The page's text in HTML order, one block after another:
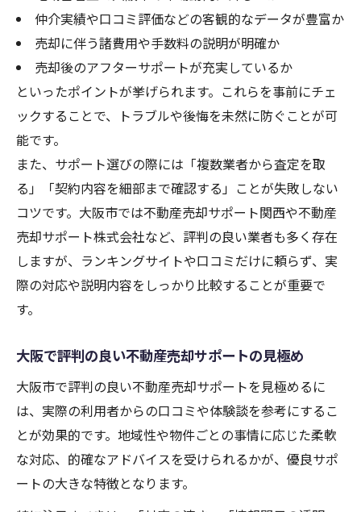
仲介実績や口コミ評価などの客観的なデータが豊富か
売却に伴う諸費用や手数料の説明が明確か
売却後のアフターサポートが充実しているか
といったポイントが挙げられます。これらを事前にチェ
ックすることで、トラブルや後悔を未然に防ぐことが可
能です。
また、サポート選びの際には「複数業者から査定を取
る」「契約内容を細部まで確認する」ことが失敗しない
コツです。大阪市では不動産売却サポート関西や不動産
売却サポート株式会社など、評判の良い業者も多く存在
しますが、ランキングサイトや口コミだけに頼らず、実
際の対応や説明内容をしっかり比較することが重要で
す。
大阪で評判の良い不動産売却サポートの見極め
大阪市で評判の良い不動産売却サポートを見極めるに
は、実際の利用者からの口コミや体験談を参考にするこ
とが効果的です。地域性や物件ごとの事情に応じた柔軟
な対応、的確なアドバイスを受けられるかが、優良サポ
ートの大きな特徴となります。